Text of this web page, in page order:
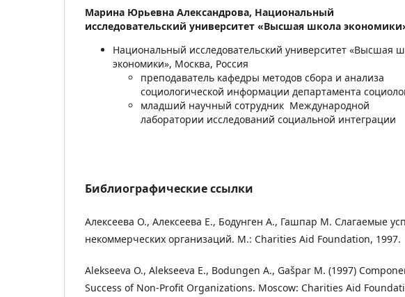
Марина Юрьевна Александрова, Национальный
исследовательский университет «Высшая школа
Национальный исследовательский университет «Высшая
экономики», Москва, Россия
преподаватель кафедры методов сбора и анализа
социологической информации департамента
младший научный сотрудник Международной
лаборатории исследований социальной интеграции
Библиографические ссылки
Алексеева О., Алексеева Е., Бодунген А., Гашпар М. Слагаемые
некоммерческих организаций. М.: Charities Aid Foundation, 1997.
Alekseeva O., Alekseeva E., Bodungen A., Gašpar M. (1997)
Success of Non-Profit Organizations. Moscow: Charities Aid